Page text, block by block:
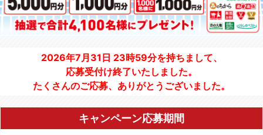
2026年7月31日 23時59分を持ちまして、
応募受付け終了いたしました。
たくさんのご応募、ありがとうございました。
キャンペーン応募期間